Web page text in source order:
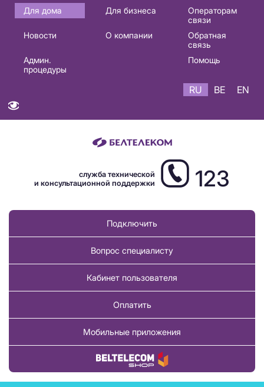
Основная
навигация
Для дома Для бизнеса
Операторам
связи
Новости
О компании
Обратная
связь
Админ.
процедуры
Помощь
RU BE EN
служба технической
и консультационной поддержки
123
Подключить
Вопрос специалисту
Кабинет пользователя
Оплатить
Мобильные приложения
Купить товар